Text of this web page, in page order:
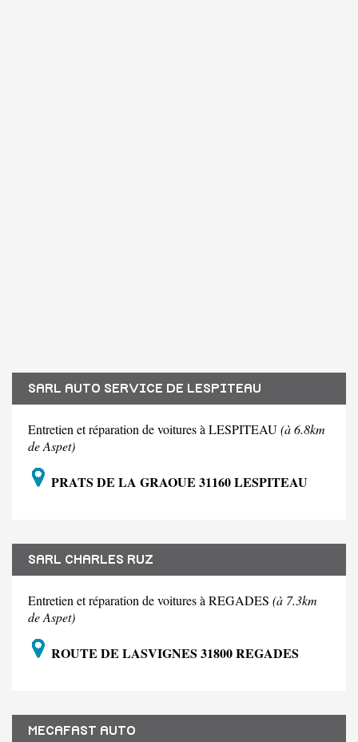
SARL AUTO SERVICE DE LESPITEAU
Entretien et réparation de voitures à LESPITEAU(à 6.8km
de Aspet)
PRATS DE LA GRAOUE 31160 LESPITEAU
SARL CHARLES RUZ
Entretien et réparation de voitures à REGADES (à 7.3km
de Aspet)
ROUTE DE LASVIGNES 31800 REGADES
MECAFAST AUTO